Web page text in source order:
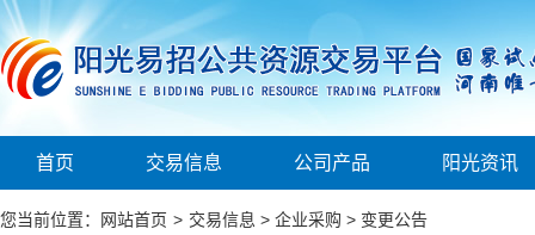
首页 交易信息 公司产品 阳光资讯
您当前位置： 网站首页 > 交易信息 > 企业采购 > 变更公告